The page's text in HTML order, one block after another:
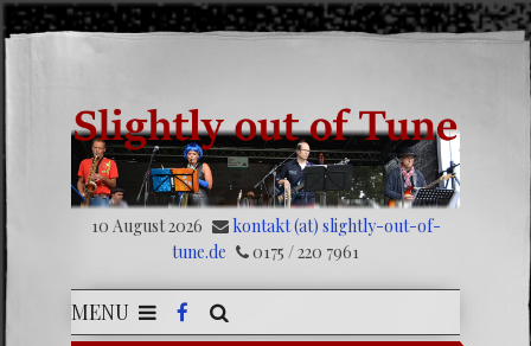
10 August 2026
kontakt (at) slightly-out-of-
tune.de
0175 / 220 7961
MENU